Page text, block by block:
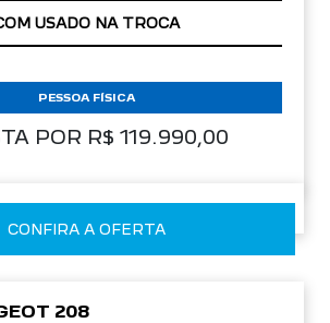
APROVEITE!
POR R$ 119.990,00
PESSOA FÍSICA
CONFIRA A OFERTA
208